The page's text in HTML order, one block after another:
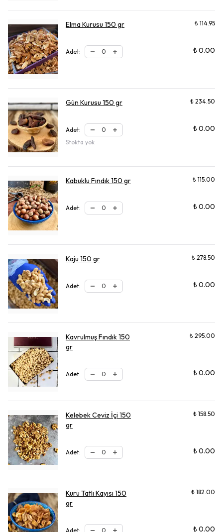
Elma Kurusu 150 gr ₺ 114.95
Adet: ₺ 0.00
Gün Kurusu 150 gr ₺ 234.50
Adet: ₺ 0.00
Stokta yok
Kabuklu Fındık 150 gr ₺ 115.00
Adet: ₺ 0.00
Kaju 150 gr ₺ 278.50
Adet: ₺ 0.00
Kavrulmuş Fındık 150
gr
₺ 295.00
Adet: ₺ 0.00
Kelebek Ceviz İçi 150
gr
₺ 158.50
Adet: ₺ 0.00
Kuru Tatlı Kayısı 150
gr
₺ 182.00
Adet: ₺ 0.00